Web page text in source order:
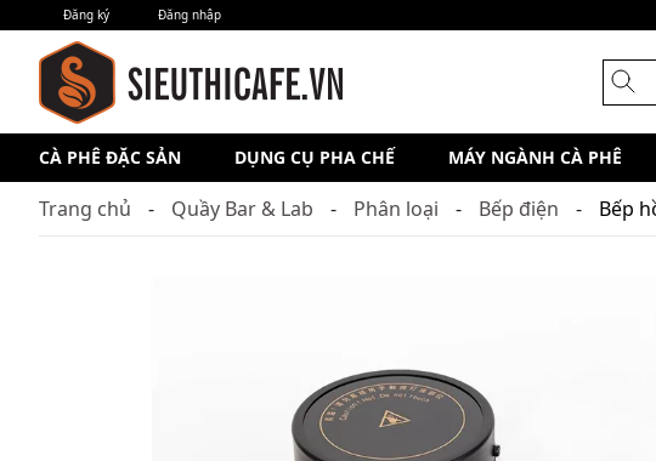
Đăng ký Đăng nhập
CÀ PHÊ ĐẶC SẢN DỤNG CỤ PHA CHẾ MÁY NGÀNH CÀ PHÊ
Trang chủ Quầy Bar & Lab Phân loại Bếp điện Bếp